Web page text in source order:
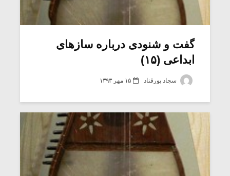
گفت و شنودی درباره سازهای
ابداعی (۱۵)
سجاد پورقناد ۱۵ مهر ۱۳۹۳